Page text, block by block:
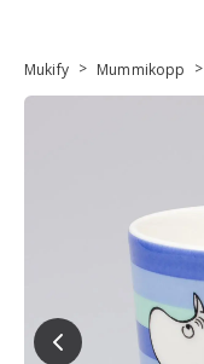
Mukify > Mummikopp >